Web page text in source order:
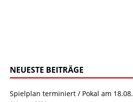
NEUESTE BEITRÄGE
Spielplan terminiert / Pokal am 18.08.